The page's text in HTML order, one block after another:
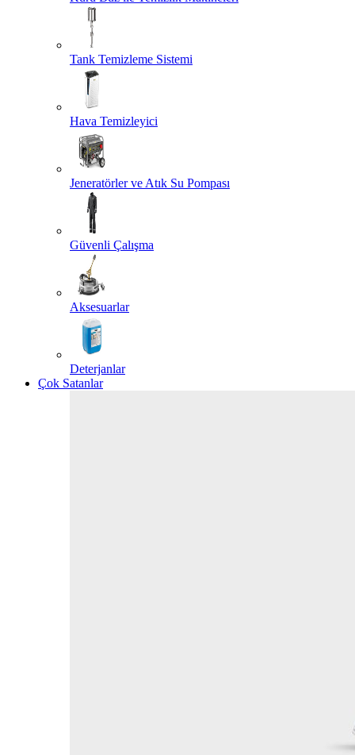
Tank Temizleme Sistemi
Hava Temizleyici
Jeneratörler ve Atık Su Pompası
Güvenli Çalışma
Aksesuarlar
Deterjanlar
Çok Satanlar